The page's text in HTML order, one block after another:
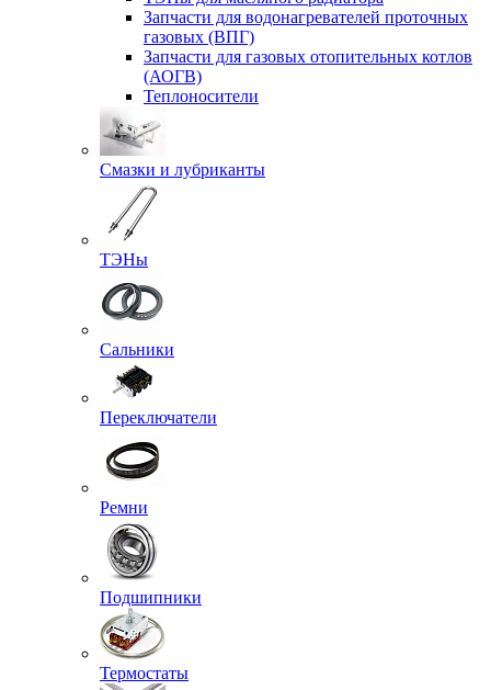
Запчасти для водонагревателей проточных
газовых (ВПГ)
Запчасти для газовых отопительных котлов
(АОГВ)
Теплоносители
Смазки и лубриканты
ТЭНы
Сальники
Переключатели
Ремни
Подшипники
Термостаты